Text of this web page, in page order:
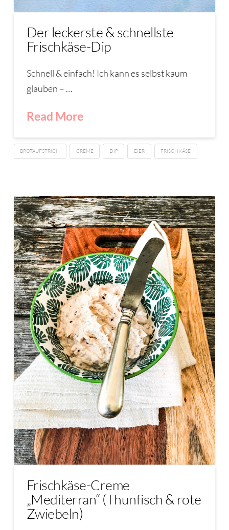
Der leckerste & schnellste
Frischkäse-Dip
Schnell & einfach! Ich kann es selbst kaum
glauben – …
Read More
BROTAUFSTRICH CREME DIP EIER FRISCHKÄSE
Frischkäse-Creme
„Mediterran“ (Thunfisch & rote
Zwiebeln)